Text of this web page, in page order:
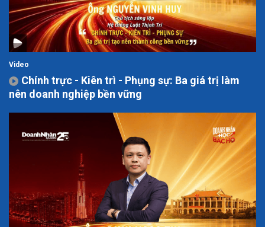
Video
Chính trực - Kiên trì - Phụng sự: Ba giá trị làm
nên doanh nghiệp bền vững